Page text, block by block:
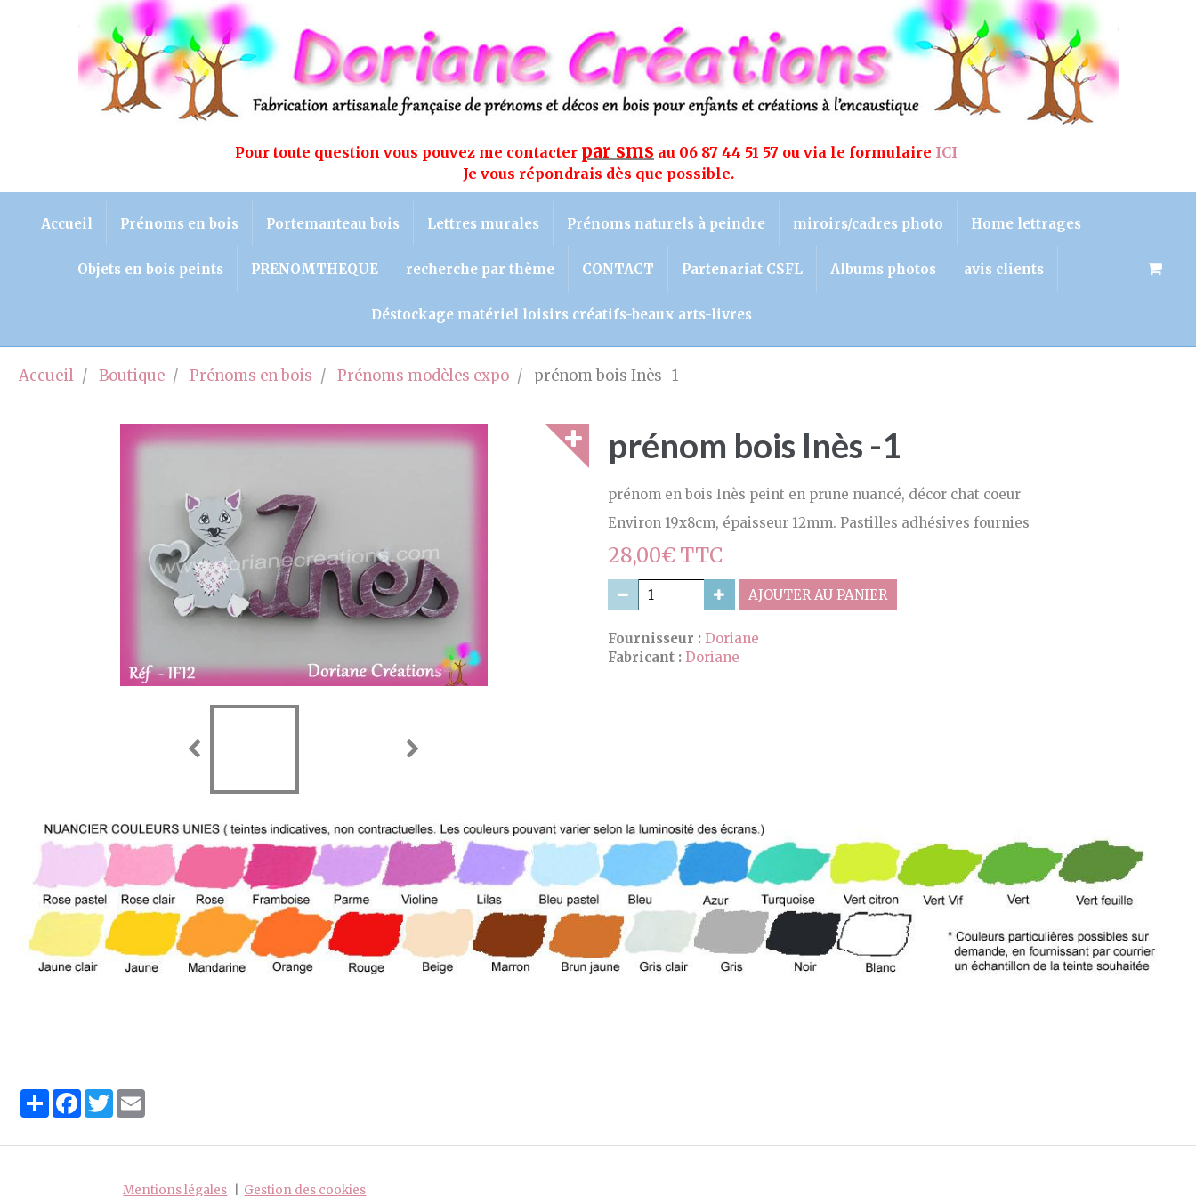
Pour toute question vous pouvez me contacter par sms au 06 87 44 51 57 ou via le formulaire ICI
Je vous répondrais dès que possible.
Accueil Prénoms en bois Portemanteau bois Lettres murales Prénoms naturels à peindre miroirs/cadres photo Home lettrages
Objets en bois peints PRENOMTHEQUE recherche par thème CONTACT Partenariat CSFL Albums photos avis clients
Déstockage matériel loisirs créatifs-beaux arts-livres
Accueil Boutique Prénoms en bois Prénoms modèles expo prénom bois Inès -1
prénom bois Inès -1
prénom en bois Inès peint en prune nuancé, décor chat coeur
Environ 19x8cm, épaisseur 12mm. Pastilles adhésives fournies
28,00€ TTC
AJOUTER AU PANIER
Fournisseur : Doriane
Fabricant : Doriane
PartagerFacebook
Twitter
Mentions légales Gestion des cookies